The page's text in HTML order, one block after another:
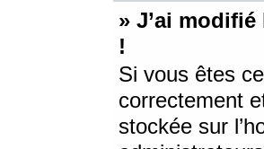
» J’ai
!
Si vous êtes
correctement
stockée sur